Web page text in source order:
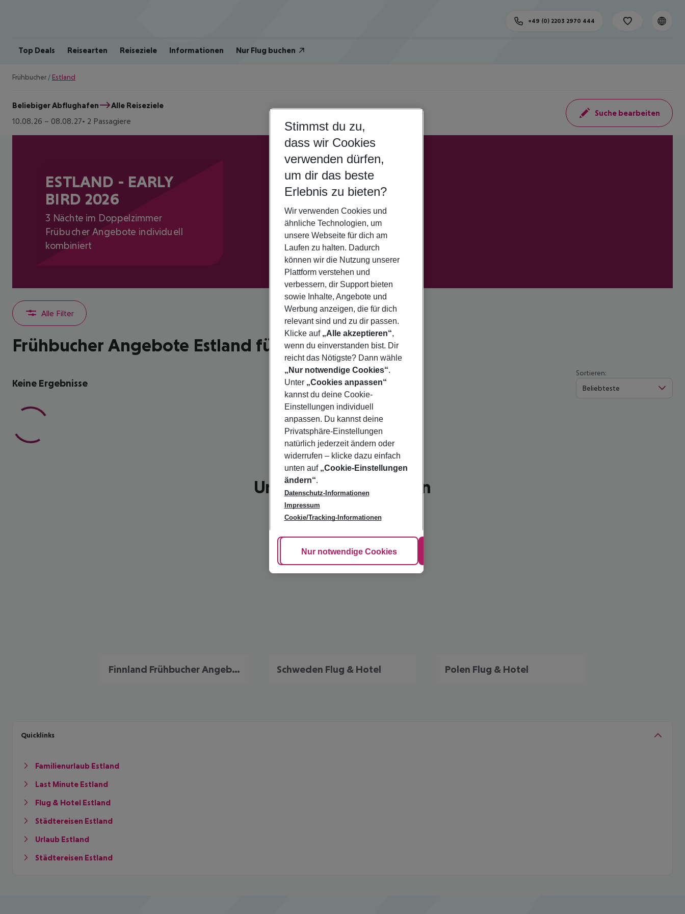
Top Deals Reisearten Reiseziele Informationen Nur Flug buchen
+49 (0) 2203 2970 444
Frühbucher / Estland
Beliebiger Abflughafen
Alle Reiseziele
10.08.26 – 08.08.27 2 Passagiere
Suche bearbeiten
ESTLAND - EARLY
BIRD 2026
3 Nächte im Doppelzimmer
Frübucher Angebote individuell
kombiniert
Alle Filter
Frühbucher Angebote Estland für 2026
Keine Ergebnisse
Sortieren:
Beliebteste
Unsere Empfehlungen
Finnland Frühbucher Angebote Schweden Flug & Hotel Polen Flug & Hotel
Quicklinks
Familienurlaub Estland
Last Minute Estland
Flug & Hotel Estland
Städtereisen Estland
Urlaub Estland
Städtereisen Estland
Stimmst du zu,
dass wir Cookies
verwenden dürfen,
um dir das beste
Erlebnis zu bieten?
Wir verwenden Cookies und
ähnliche Technologien, um
unsere Webseite für dich am
Laufen zu halten. Dadurch
können wir die Nutzung unserer
Plattform verstehen und
verbessern, dir Support bieten
sowie Inhalte, Angebote und
Werbung anzeigen, die für dich
relevant sind und zu dir passen.
Klicke auf „Alle akzeptieren“,
wenn du einverstanden bist. Dir
reicht das Nötigste? Dann wähle
„Nur notwendige Cookies“.
Unter „Cookies anpassen“
kannst du deine Cookie-
Einstellungen individuell
anpassen. Du kannst deine
Privatsphäre-Einstellungen
natürlich jederzeit ändern oder
widerrufen – klicke dazu einfach
unten auf „Cookie-Einstellungen
ändern“.
Datenschutz-Informationen
Impressum
Cookie/Tracking-Informationen
Cookie anpassen
Nur notwendige Cookies